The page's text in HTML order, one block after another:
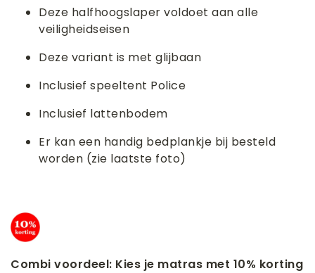
Deze halfhoogslaper voldoet aan alle
veiligheidseisen
Deze variant is met glijbaan
Inclusief speeltent Police
Inclusief lattenbodem
Er kan een handig bedplankje bij besteld
worden (zie laatste foto)
Combi voordeel: Kies je matras met 10% korting